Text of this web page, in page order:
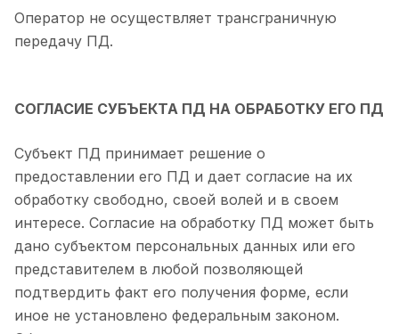
Оператор не осуществляет трансграничную
передачу ПД.
СОГЛАСИЕ СУБЪЕКТА ПД НА ОБРАБОТКУ ЕГО ПД
Субъект ПД принимает решение о
предоставлении его ПД и дает согласие на их
обработку свободно, своей волей и в своем
интересе. Согласие на обработку ПД может быть
дано субъектом персональных данных или его
представителем в любой позволяющей
подтвердить факт его получения форме, если
иное не установлено федеральным законом.